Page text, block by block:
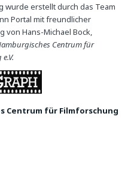
wurde erstellt durch das Team
Portal mit freundlicher
von Hans-Michael Bock,
Centrum für
Centrum für Filmforschung